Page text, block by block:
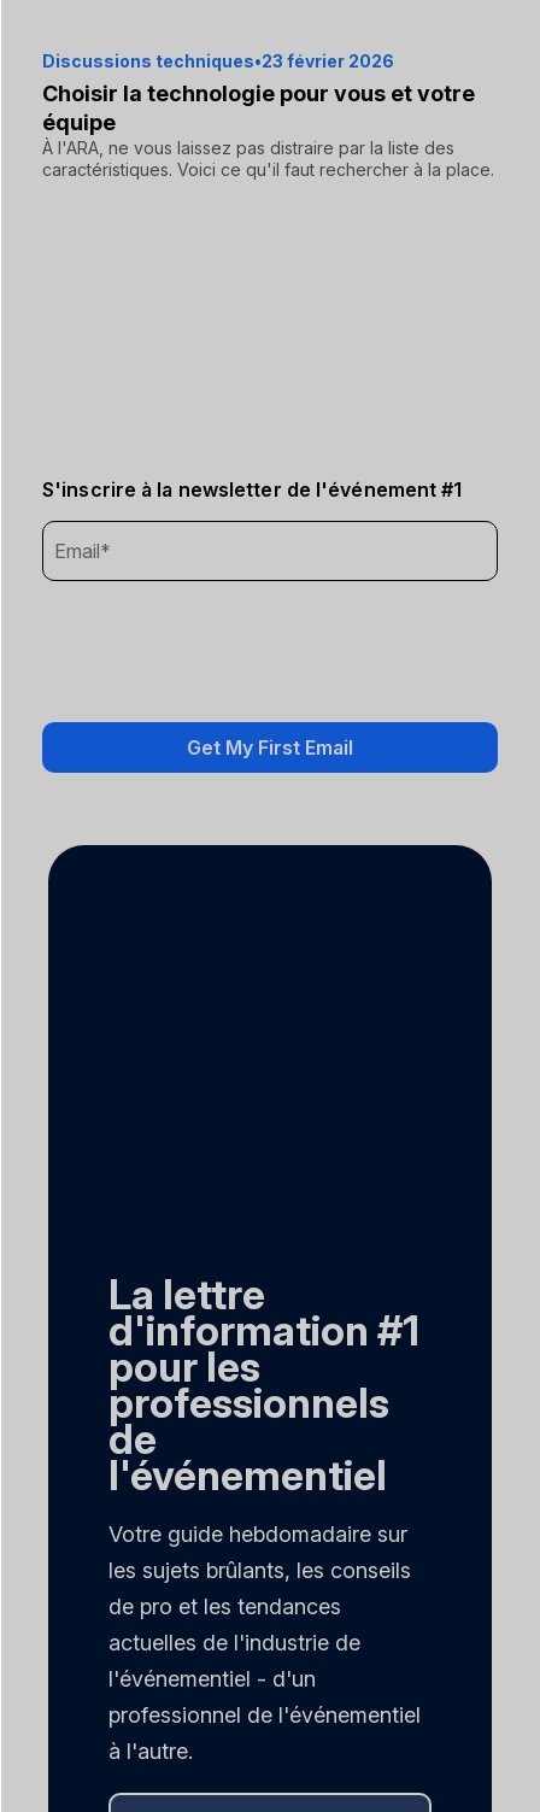
Discussions techniques•23 février 2026
Choisir la technologie pour vous et votre
équipe
À l'ARA, ne vous laissez pas distraire par la liste des
caractéristiques. Voici ce qu'il faut rechercher à la place.
S'inscrire à la newsletter de l'événement #1
La lettre
d'information #1
pour les
professionnels
de
l'événementiel
Votre guide hebdomadaire sur
les sujets brûlants, les conseils
de pro et les tendances
actuelles de l'industrie de
l'événementiel - d'un
professionnel de l'événementiel
à l'autre.